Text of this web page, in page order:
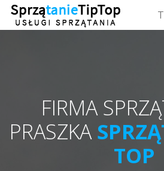
FIRMA
PRASZKA
TOP